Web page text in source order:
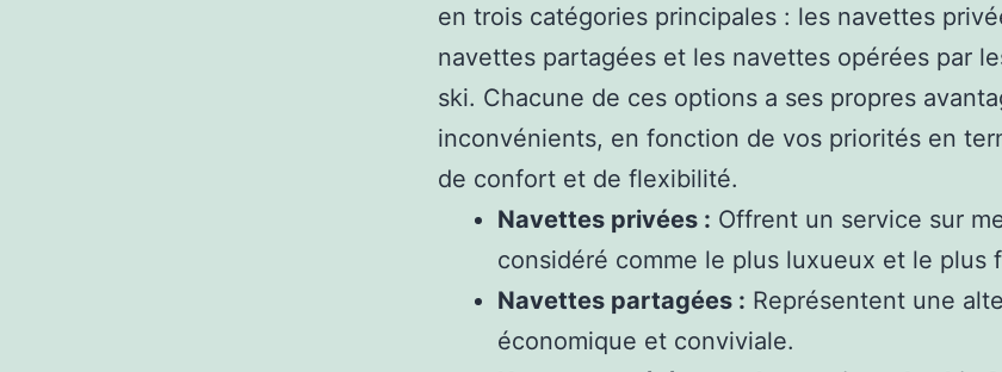
en trois catégories principales : les navettes
navettes partagées et les navettes opérées par
ski. Chacune de ces options a ses propres
inconvénients, en fonction de vos priorités en
de confort et de flexibilité.
Navettes privées : Offrent un service sur
considéré comme le plus luxueux et le plus
Navettes partagées : Représentent une
économique et conviviale.